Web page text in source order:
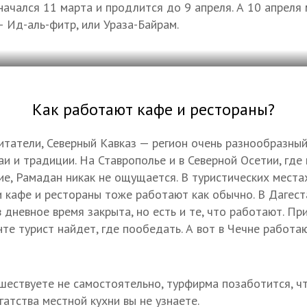
11 марта и продлится до 9 апреля. А 10 апреля
Ид-аль-фитр, или Ураза-Байрам.
Как работают кафе и рестораны?
Северный Кавказ — регион очень
и традиции. На Ставрополье и в Северной Осетии,
Рамадан никак не ощущается. В туристических
и рестораны тоже работают как обычно. В
время закрыта, но есть и те, что работают.
турист найдет, где пообедать. А вот в Чечне
не самостоятельно, турфирма позаботится,
местной кухни вы не узнаете.